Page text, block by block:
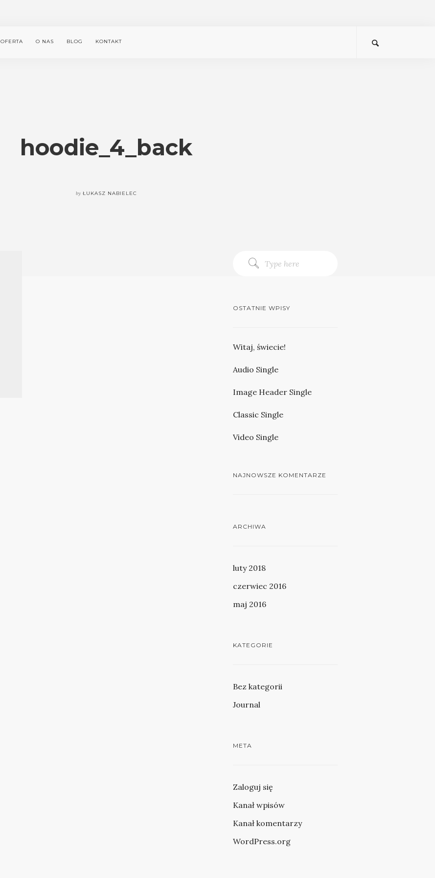
OFERTA O NAS BLOG KONTAKT
hoodie_4_back
by ŁUKASZ NABIELEC
OSTATNIE WPISY
Witaj, świecie!
Audio Single
Image Header Single
Classic Single
Video Single
NAJNOWSZE KOMENTARZE
ARCHIWA
luty 2018
czerwiec 2016
maj 2016
KATEGORIE
Bez kategorii
Journal
META
Zaloguj się
Kanał wpisów
Kanał komentarzy
WordPress.org